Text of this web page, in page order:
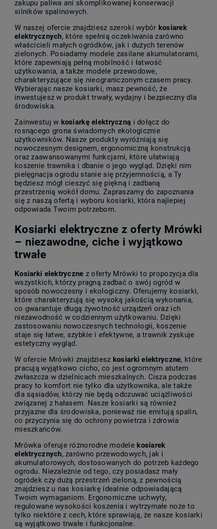
zakupu paliwa ani skomplikowanej konserwacji
silników spalinowych.
W naszej ofercie znajdziesz szeroki wybór kosiarek
elektrycznych, które spełnią oczekiwania zarówno
właścicieli małych ogródków, jak i dużych terenów
zielonych. Posiadamy modele zasilane akumulatorami,
które zapewniają pełną mobilność i łatwość
użytkowania, a także modele przewodowe,
charakteryzujące się nieograniczonym czasem pracy.
Wybierając nasze kosiarki, masz pewność, że
inwestujesz w produkt trwały, wydajny i bezpieczny dla
środowiska.
Zainwestuj w kosiarkę elektryczną i dołącz do
rosnącego grona świadomych ekologicznie
użytkowników. Nasze produkty wyróżniają się
nowoczesnym designem, ergonomiczną konstrukcją
oraz zaawansowanymi funkcjami, które ułatwiają
koszenie trawnika i dbanie o jego wygląd. Dzięki nim
pielęgnacja ogrodu stanie się przyjemnością, a Ty
będziesz mógł cieszyć się piękną i zadbaną
przestrzenią wokół domu. Zapraszamy do zapoznania
się z naszą ofertą i wyboru kosiarki, która najlepiej
odpowiada Twoim potrzebom.
Kosiarki elektryczne z oferty Mrówki
– niezawodne, ciche i wyjątkowo
trwałe
Kosiarki elektryczne z oferty Mrówki to propozycja dla
wszystkich, którzy pragną zadbać o swój ogród w
sposób nowoczesny i ekologiczny. Oferujemy kosiarki,
które charakteryzują się wysoką jakością wykonania,
co gwarantuje długą żywotność urządzeń oraz ich
niezawodność w codziennym użytkowaniu. Dzięki
zastosowaniu nowoczesnych technologii, koszenie
staje się łatwe, szybkie i efektywne, a trawnik zyskuje
estetyczny wygląd.
W ofercie Mrówki znajdziesz kosiarki elektryczne, które
pracują wyjątkowo cicho, co jest ogromnym atutem
zwłaszcza w dzielnicach mieszkalnych. Cisza podczas
pracy to komfort nie tylko dla użytkownika, ale także
dla sąsiadów, którzy nie będą odczuwać uciążliwości
związanej z hałasem. Nasze kosiarki są również
przyjazne dla środowiska, ponieważ nie emitują spalin,
co przyczynia się do ochrony powietrza i zdrowia
mieszkańców.
Mrówka oferuje różnorodne modele kosiarek
elektrycznych, zarówno przewodowych, jak i
akumulatorowych, dostosowanych do potrzeb każdego
ogrodu. Niezależnie od tego, czy posiadasz mały
ogródek czy dużą przestrzeń zieloną, z pewnością
znajdziesz u nas kosiarkę idealnie odpowiadającą
Twoim wymaganiom. Ergonomiczne uchwyty,
regulowane wysokości koszenia i wytrzymałe noże to
tylko niektóre z cech, które sprawiają, że nasze kosiarki
są wyjątkowo trwałe i funkcjonalne.